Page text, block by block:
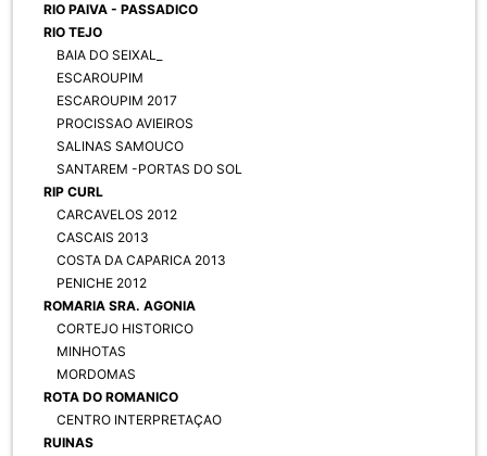
RIO PAIVA - PASSADICO
RIO TEJO
BAIA DO SEIXAL_
ESCAROUPIM
ESCAROUPIM 2017
PROCISSAO AVIEIROS
SALINAS SAMOUCO
SANTAREM -PORTAS DO SOL
RIP CURL
CARCAVELOS 2012
CASCAIS 2013
COSTA DA CAPARICA 2013
PENICHE 2012
ROMARIA SRA. AGONIA
CORTEJO HISTORICO
MINHOTAS
MORDOMAS
ROTA DO ROMANICO
CENTRO INTERPRETAÇAO
RUINAS